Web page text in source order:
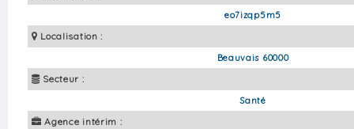
eo7izqp5m5
Localisation :
Beauvais 60000
Secteur :
Santé
Agence intérim :